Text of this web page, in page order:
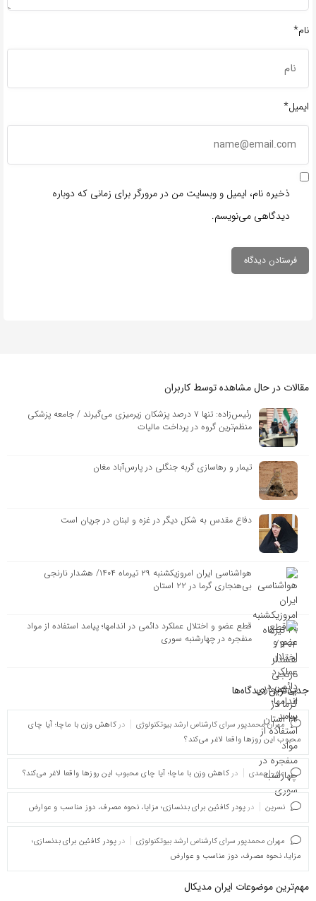
نام*
ایمیل*
ذخیره نام، ایمیل و وبسایت من در مرورگر برای زمانی که دوباره
دیدگاهی می‌نویسم.
مقالات در حال مشاهده توسط کاربران
رئیس‌زاده: تنها ۷ درصد پزشکان زیرمیزی می‌گیرند / جامعه پزشکی
منظم‌ترین گروه در پرداخت مالیات
تیمار و رهاسازی گربه جنگلی در پارس‌آباد مغان
دفاع مقدس به شکل دیگر در غزه و لبنان در جریان است
هواشناسی ایران امروزیکشنبه ۲۹ تیرماه ۱۴۰۴/ هشدار نارنجی
بی‌هنجاری گرما در ۲۲ استان
قطع عضو و اختلال عملکرد دائمی در اندامها؛ پیامد استفاده از مواد
منفجره در چهارشنبه سوری
جدیدترین دیدگاه‌‌ها
مهران محمدپور سرای کارشناس ارشد بیوتکنولوژی در کاهش وزن با ماچا؛ آیا چای
محبوب این روزها واقعا لاغر می‌کند؟
علی احمدی در کاهش وزن با ماچا؛ آیا چای محبوب این روزها واقعا لاغر می‌کند؟
نسرین در پودر کافئین برای بدنسازی؛ مزایا، نحوه مصرف، دوز مناسب و عوارض
مهران محمدپور سرای کارشناس ارشد بیوتکنولوژی در پودر کافئین برای بدنسازی؛
مزایا، نحوه مصرف، دوز مناسب و عوارض
مهم‌ترین موضوعات ایران مدیکال